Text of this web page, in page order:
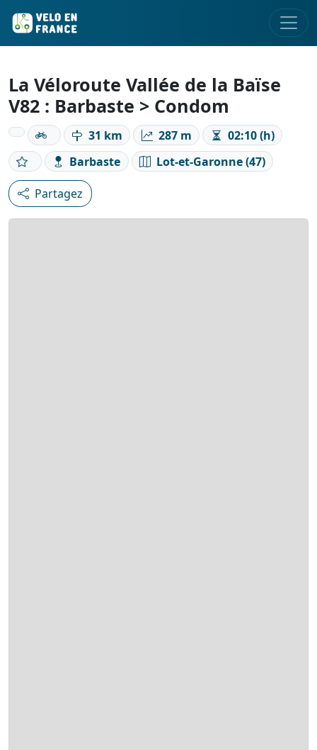
La Véloroute Vallée de la Baïse
V82 : Barbaste > Condom
31 km 287 m
02:10 (h)
Barbaste
Lot-et-Garonne (47)
Partagez